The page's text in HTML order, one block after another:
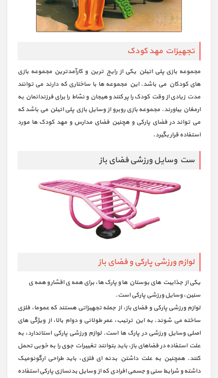
تجهیزات مهد کودک
مجموعه بازی پلی اتیلن یکی از رایج ترین و کارآمدترین مجموعه بازی
های کودکان می باشد. این مجموعه ها با ساختاری که دارند می توانند
مدت زیادی از وقت کودک را پر کنند و هیجان و نشاط را برای فرزندانمان به
ارمغان بیاورند. مجموعه بازی روبرو از وسایل بازی پلی اتیلن می باشد که
می تواند در فضای پارکی و هچنین فضای مدارس و مهد کودک ها مورد
استفاده قرار بگیرد.
ست وسایل ورزشی فضای باز
لوازم ورزشی پارکی و فضای باز
یکی از جذابیت های بوستان ها و پارک ها، برای همه ی اقشار و همه ی
سنین، وسایل ورزشی پارکی است.
لوازم ورزشی پارکی و فضای باز، از جمله تجهیزاتی هستند که عموما، فلزی
ساخته می شوند. به این ترتیب، عمر طولانی و دوام بالا، از ویژگی های
اصلی وسایل ورزشی در پارک ها است. لوازم ورزشی پارکی استاندارد، به
علت استفاده در فضاهای باز، باید بتوانند تغییرات جوی را به خوبی تحمل
کنند. همچنین به علت داشتن بدنه ای فلزی، باید طراحی ارگونومیک
داشته و شرایط سنی و جسمی افرادی که از وسایل بدنسازی پارکی استفاده